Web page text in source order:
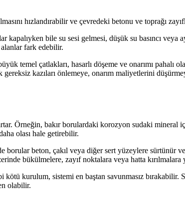
hızlandırabilir ve çevredeki betonu ve toprağı
kapalıyken bile su sesi gelmesi, düşük su basıncı
fark edebilir.
temel çatlakları, hasarlı döşeme ve onarımı
gereksiz kazıları önlemeye, onarım maliyetlerini
Örneğin, bakır borulardaki korozyon sudaki
olası hale getirebilir.
beton, çakıl veya diğer sert yüzeylere sürtünür
bükülmelere, zayıf noktalara veya hatta kırılmalara
kurulum, sistemi en baştan savunmasız bırakabilir.
olabilir.